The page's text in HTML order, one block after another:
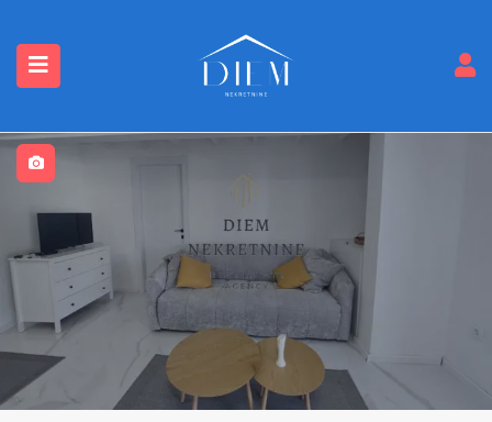
(Nekretnine)